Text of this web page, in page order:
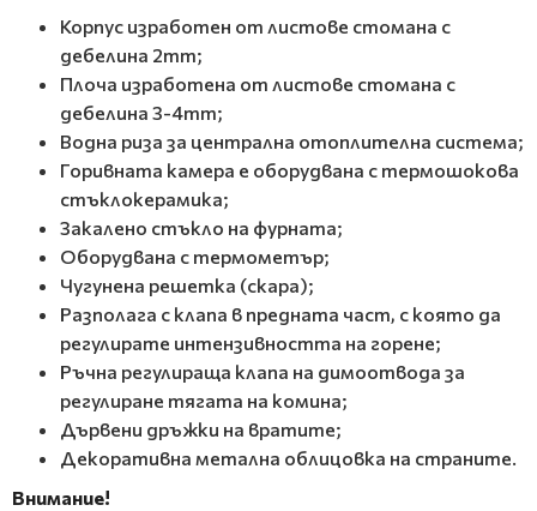
Корпус изработен от листове стомана с
дебелина 2mm;
Плоча изработена от листове стомана с
дебелина 3-4mm;
Водна риза за централна отоплителна система;
Горивната камера е оборудвана с термошокова
стъклокерамика;
Закалено стъкло на фурната;
Оборудвана с термометър;
Чугунена решетка (скара);
Разполага с клапа в предната част, с която да
регулирате интензивността на горене;
Ръчна регулираща клапа на димоотвода за
регулиране тягата на комина;
Дървени дръжки на вратите;
Декоративна метална облицовка на страните.
Внимание!